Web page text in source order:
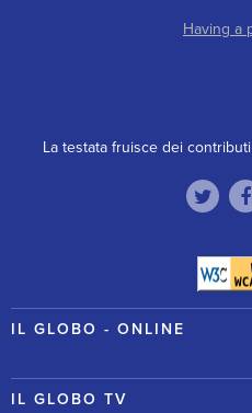
Having a
La testata fruisce dei
IL GLOBO - ONLINE
IL GLOBO TV